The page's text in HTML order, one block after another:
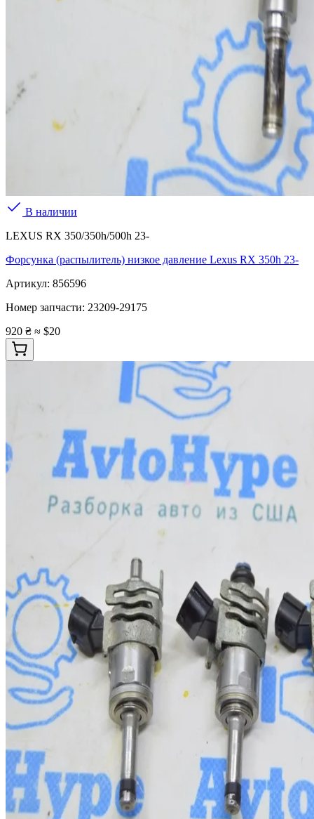
В наличии
LEXUS RX 350/350h/500h 23-
Форсунка (распылитель) низкое давление Lexus RX 350h 23-
Артикул: 856596
Номер запчасти: 23209-29175
920 ₴ ≈ $20